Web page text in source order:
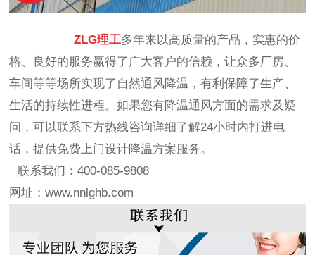
ZLG理工多年来以高质量的产品，实惠的价
格、良好的服务赢得了广大客户的信赖，让众多厂房、
车间等等场所实现了自然通风降温，有利保障了生产、
生活的持续性进程。如果您有降温通风方面的需求及疑
问，可以联系下方热线咨询详细了解24小时内打进电
话，提供免费上门设计降温方案服务。
联系我们：400-085-9808
网址：www.nnlghb.com